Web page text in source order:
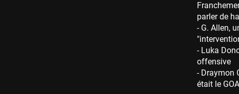
parler de
- G. Allen,
- Luka
offensive
- Draymon
était le